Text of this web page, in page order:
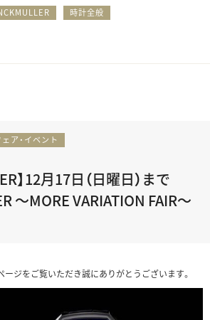
時計全般
ェア・イベント
】12月17日（日曜日）まで
～MORE VARIATION FAIR～
ジをご覧いただき誠にありがとうございます。